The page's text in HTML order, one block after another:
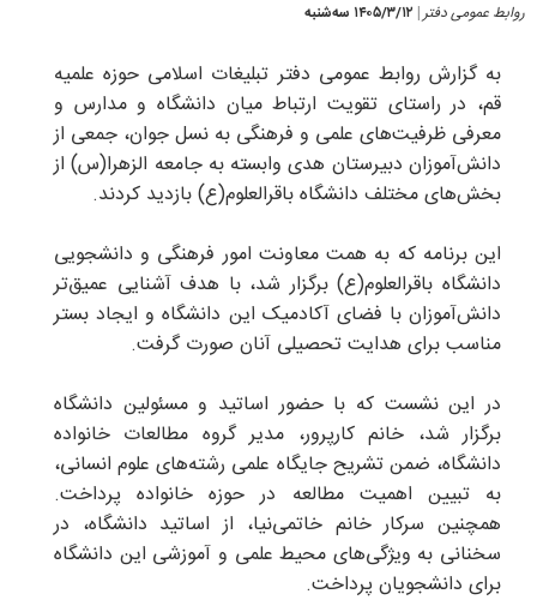
روابط عمومی دفتر ۱۴۰۵/۳/۱۲ سه‌شنبه
به گزارش روابط عمومی دفتر تبلیغات اسلامی حوزه علمیه
قم، در راستای تقویت ارتباط میان دانشگاه و مدارس و
معرفی ظرفیت‌های علمی و فرهنگی به نسل جوان، جمعی از
دانش‌آموزان دبیرستان هدی وابسته به جامعه الزهرا(س) از
بخش‌های مختلف دانشگاه باقرالعلوم(ع) بازدید کردند.
این برنامه که به همت معاونت امور فرهنگی و دانشجویی
دانشگاه باقرالعلوم(ع) برگزار شد، با هدف آشنایی عمیق‌تر
دانش‌آموزان با فضای آکادمیک این دانشگاه و ایجاد بستر
مناسب برای هدایت تحصیلی آنان صورت گرفت.
در این نشست که با حضور اساتید و مسئولین دانشگاه
برگزار شد، خانم کارپرور، مدیر گروه مطالعات خانواده
دانشگاه، ضمن تشریح جایگاه علمی رشته‌های علوم انسانی،
به تبیین اهمیت مطالعه در حوزه خانواده پرداخت.
همچنین سرکار خانم خاتمی‌نیا، از اساتید دانشگاه، در
سخنانی به ویژگی‌های محیط علمی و آموزشی این دانشگاه
برای دانشجویان پرداخت.